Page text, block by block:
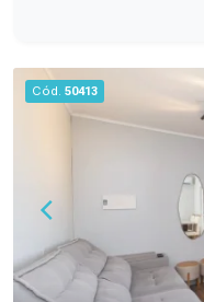
Cód. 50413